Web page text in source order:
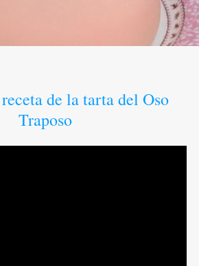
de la tarta del Oso
Traposo